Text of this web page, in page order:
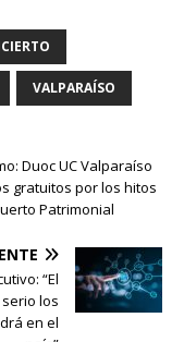
VALPARAÍSO
Duoc UC Valparaíso
gratuitos por los hitos
Patrimonial
“El
los
en el